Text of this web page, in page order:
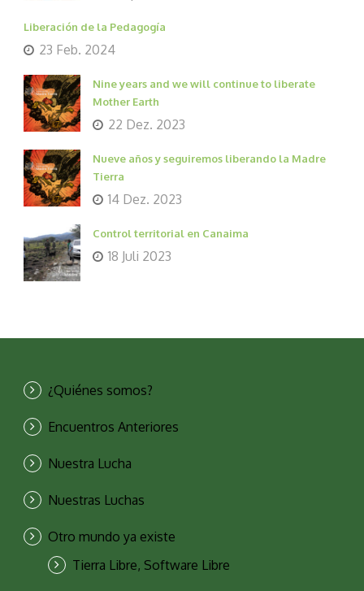
Liberación de la Pedagogía
23 Feb. 2024
Nine years and we will continue to liberate
Mother Earth
22 Dez. 2023
Nueve años y seguiremos liberando la Madre
Tierra
14 Dez. 2023
Control territorial en Canaima
18 Juli 2023
¿Quiénes somos?
Encuentros Anteriores
Nuestra Lucha
Nuestras Luchas
Otro mundo ya existe
Tierra Libre, Software Libre